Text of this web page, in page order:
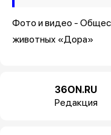
Фото и видео -
животных «Дора»
36ON.RU
Редакция